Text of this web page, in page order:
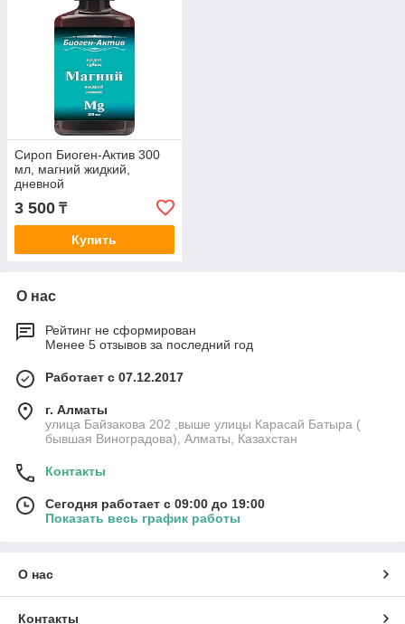
Сироп Биоген-Актив 300
мл, магний жидкий,
дневной
3 500 ₸
Купить
О нас
Рейтинг не сформирован
Менее 5 отзывов за последний год
Работает с 07.12.2017
г. Алматы
улица Байзакова 202 ,выше улицы Карасай Батыра (
бывшая Виноградова), Алматы, Казахстан
Контакты
Сегодня работает с 09:00 до 19:00
Показать весь график работы
О нас
Контакты